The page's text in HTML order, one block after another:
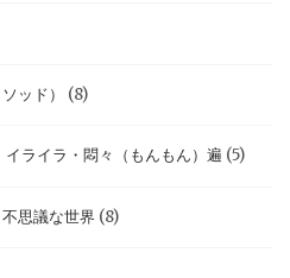
ッド） (8)
ライラ・悶々（もんもん）遍 (5)
思議な世界 (8)